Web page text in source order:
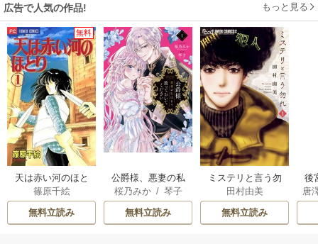
広告で人気の作品! もっと見る
無料
天は赤い河のほと
り
篠原千絵
無料立読み
公爵様、悪妻の私
はもう放っておい
てください
桜乃みか/ 琴子
無料立読み
ミステリと言う勿
れ
田村由美
無料立読み
後
は
唐